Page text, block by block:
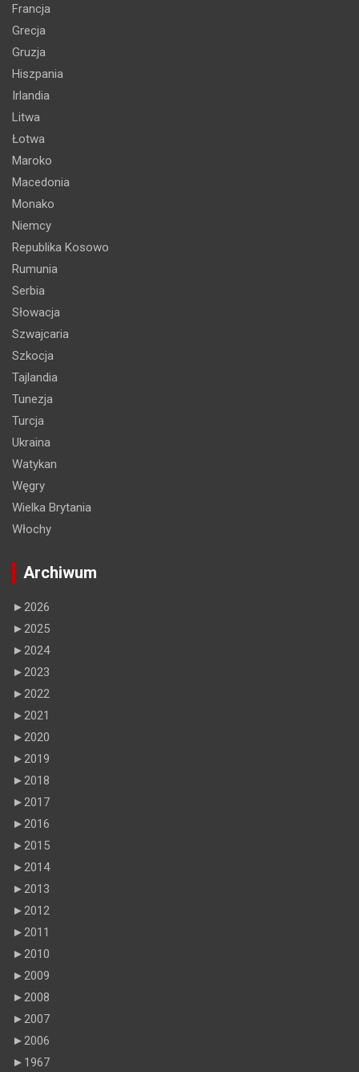
Francja
Grecja
Gruzja
Hiszpania
Irlandia
Litwa
Łotwa
Maroko
Macedonia
Monako
Niemcy
Republika Kosowo
Rumunia
Serbia
Słowacja
Szwajcaria
Szkocja
Tajlandia
Tunezja
Turcja
Ukraina
Watykan
Węgry
Wielka Brytania
Włochy
Archiwum
►2026
►2025
►2024
►2023
►2022
►2021
►2020
►2019
►2018
►2017
►2016
►2015
►2014
►2013
►2012
►2011
►2010
►2009
►2008
►2007
►2006
► 1967